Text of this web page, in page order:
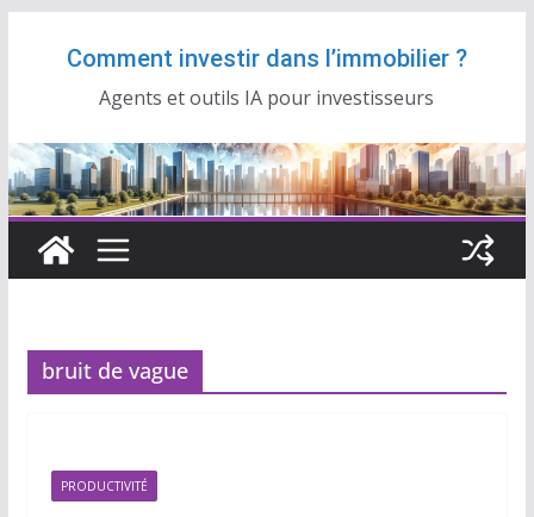
Comment investir dans l’immobilier ?
Agents et outils IA pour investisseurs
bruit de vague
PRODUCTIVITÉ